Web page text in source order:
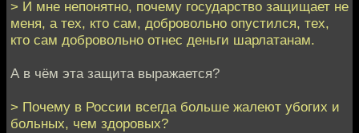
> И мне непонятно, почему государство защищает не
меня, а тех, кто сам, добровольно опустился, тех,
кто сам добровольно отнес деньги шарлатанам.
А в чём эта защита выражается?
> Почему в России всегда больше жалеют убогих и
больных, чем здоровых?